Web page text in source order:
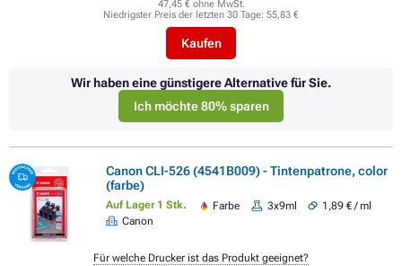
47,45 € ohne MwSt.
Niedrigster Preis der letzten 30 Tage: 55,83 €
Kaufen
Wir haben eine günstigere Alternative für Sie.
Ich möchte 80% sparen
Canon CLI-526 (4541B009) - Tintenpatrone, color
(farbe)
Auf Lager 1 Stk. Farbe 3x9ml
1,89 € / ml
Canon
Für welche Drucker ist das Produkt geeignet?